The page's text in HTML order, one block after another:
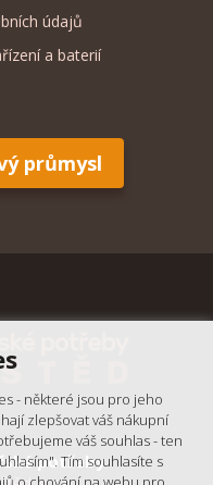
údajů
a baterií
průmysl
potřeby
- některé jsou pro jeho
zlepšovat váš nákupní
váš souhlas - ten
Tím souhlasíte s